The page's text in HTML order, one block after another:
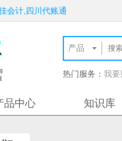
会计,四川代账通
热门服务： 我要
品中心 知识库